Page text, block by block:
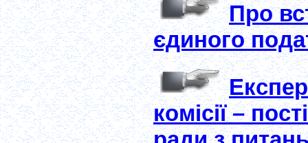
Про
єдиного
комісії –